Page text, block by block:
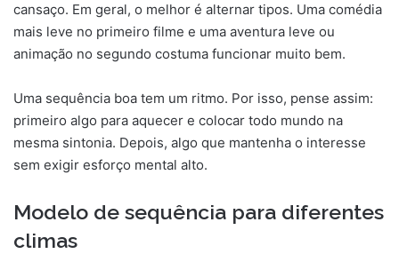
cansaço. Em geral, o melhor é alternar tipos. Uma comédia
mais leve no primeiro filme e uma aventura leve ou
animação no segundo costuma funcionar muito bem.
Uma sequência boa tem um ritmo. Por isso, pense assim:
primeiro algo para aquecer e colocar todo mundo na
mesma sintonia. Depois, algo que mantenha o interesse
sem exigir esforço mental alto.
Modelo de sequência para diferentes
climas